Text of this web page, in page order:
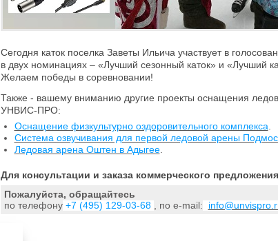
Сегодня каток поселка Заветы Ильича участвует в
в двух номинациях – «Лучший сезонный каток» и «Лучший
Желаем победы в соревновании!
Также - вашему вниманию другие проекты оснащения
УНВИС-ПРО:
Оснащение физкультурно оздоровительного комплекса
Система озвучивания для первой ледовой арены
Ледовая арена Оштен в Адыгее.
Дляконсультации и заказа коммерческого предложения
Пожалуйста, обращайтесь
по телефону +7 (495) 129-03-68 , по e-mail: